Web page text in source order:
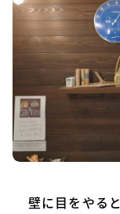
壁に目をやる